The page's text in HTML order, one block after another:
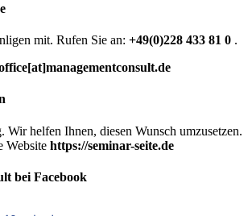
mit. Rufen Sie an: +49(0)228 433 81 0 .
Wir helfen Ihnen, diesen Wunsch umzusetzen.
Website https://seminar-seite.de
bei Facebook